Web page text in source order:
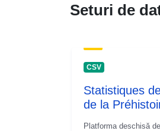
Seturi de
CSV
Statistiques
de la
Platforma deschisă